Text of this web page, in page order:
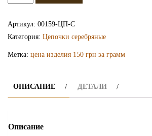
Артикул: 00159-ЦП-С
Категория: Цепочки серебряные
Метка: цена изделия 150 грн за грамм
ОПИСАНИЕ ДЕТАЛИ
Описание